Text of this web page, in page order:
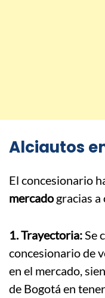
Alciautos
El concesionario
mercadogracias a
1. Trayectoria:Se
concesionario de
en el mercado,
de Bogotá en